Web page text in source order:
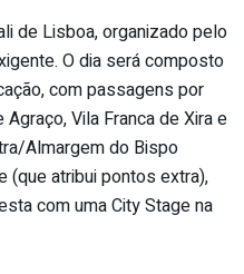
de Lisboa, organizado pelo
O dia será composto
com passagens por
Vila Franca de Xira e
Almargem do Bispo
(que atribui pontos extra),
com uma City Stage na